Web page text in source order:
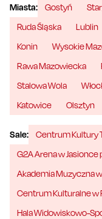
Miasta: Gostyń
Ruda Śląska
Lublin
Konin
Wysokie
Rawa Mazowiecka
Stalowa Wola
Katowice
Olsztyn
Sale:
Centrum Kultury
G2A Arena w
Akademia Muzyczna
Centrum Kulturalne w
Hala Widowiskowo-